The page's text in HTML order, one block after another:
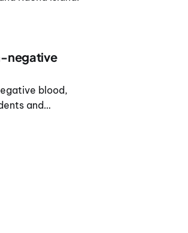
negative
blood,
and